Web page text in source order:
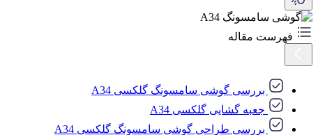
فهرست مقاله
بررسی گوشی سامسونگ گلکسی A34
جعبه گشایی گلکسی A34
بررسی طراحی گوشی سامسونگ گلکسی A34